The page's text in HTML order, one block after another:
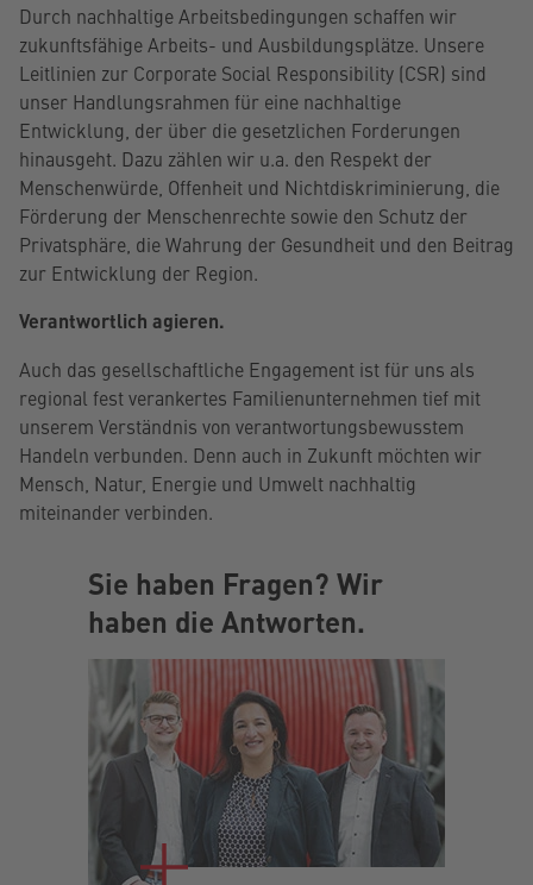
Durch nachhaltige Arbeitsbedingungen schaffen wir
zukunftsfähige Arbeits- und Ausbildungsplätze. Unsere
Leitlinien zur Corporate Social Responsibility (CSR) sind
unser Handlungsrahmen für eine nachhaltige
Entwicklung, der über die gesetzlichen Forderungen
hinausgeht. Dazu zählen wir u.a. den Respekt der
Menschenwürde, Offenheit und Nichtdiskriminierung, die
Förderung der Menschenrechte sowie den Schutz der
Privatsphäre, die Wahrung der Gesundheit und den Beitrag
zur Entwicklung der Region.
Verantwortlich agieren.
Auch das gesellschaftliche Engagement ist für uns als
regional fest verankertes Familienunternehmen tief mit
unserem Verständnis von verantwortungsbewusstem
Handeln verbunden. Denn auch in Zukunft möchten wir
Mensch, Natur, Energie und Umwelt nachhaltig
miteinander verbinden.
Sie haben Fragen? Wir
haben die Antworten.